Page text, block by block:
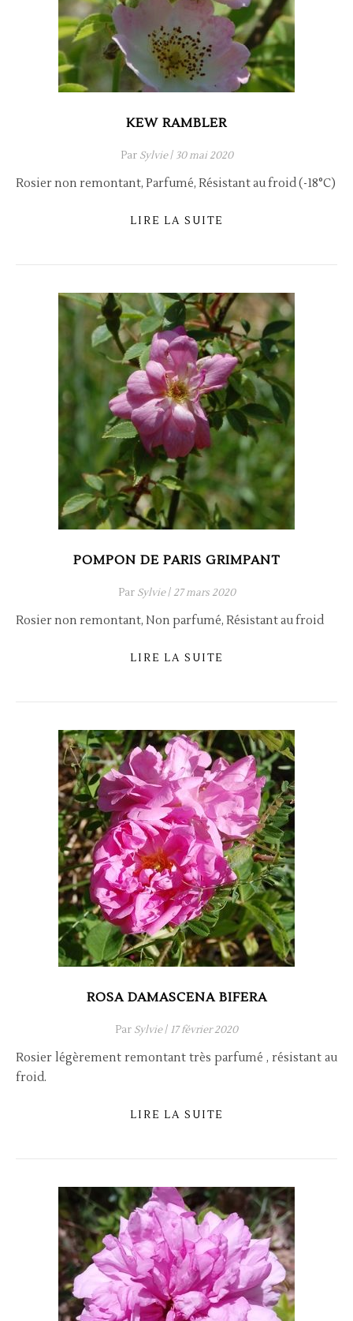
KEW RAMBLER
Par Sylvie / 30 mai 2020
Rosier non remontant, Parfumé, Résistant au froid (-18°C)
LIRE LA SUITE
POMPON DE PARIS GRIMPANT
Par Sylvie / 27 mars 2020
Rosier non remontant, Non parfumé, Résistant au froid
LIRE LA SUITE
ROSA DAMASCENA BIFERA
Par Sylvie/ 17 février 2020
Rosier légèrement remontant très parfumé , résistant au
froid.
LIRE LA SUITE